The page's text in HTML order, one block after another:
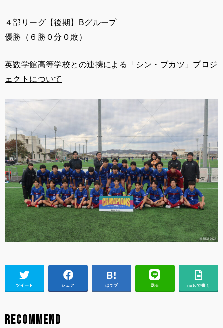
４部リーグ【後期】Bグループ
優勝（６勝０分０敗）
英数学館高等学校との連携による「シン・ブカツ」プロジ
ェクトについて
ツイート シェア はてブ 送る noteで書く
RECOMMEND